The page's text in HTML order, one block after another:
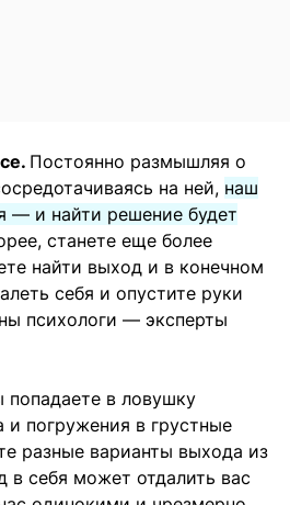
Постоянно размышляя о
на ней, наш
— и найти решение будет
станете еще более
найти выход и в конечном
себя и опустите руки
психологи — эксперты
попадаете в ловушку
и погружения в грустные
разные варианты выхода из
в себя может отдалить вас